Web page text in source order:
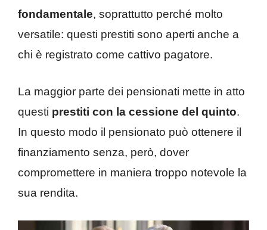
fondamentale, soprattutto perché molto
versatile: questi prestiti sono aperti anche a
chi è registrato come cattivo pagatore.
La maggior parte dei pensionati mette in atto
questi prestiti con la cessione del quinto.
In questo modo il pensionato può ottenere il
finanziamento senza, però, dover
compromettere in maniera troppo notevole la
sua rendita.